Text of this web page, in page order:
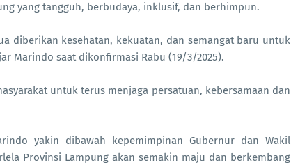
yang tangguh, berbudaya, inklusif, dan berhimpun.
diberikan kesehatan, kekuatan, dan semangat baru untuk
Marindo saat dikonfirmasi Rabu (19/3/2025).
untuk terus menjaga persatuan, kebersamaan dan
yakin dibawah kepemimpinan Gubernur dan Wakil
Provinsi Lampung akan semakin maju dan berkembang